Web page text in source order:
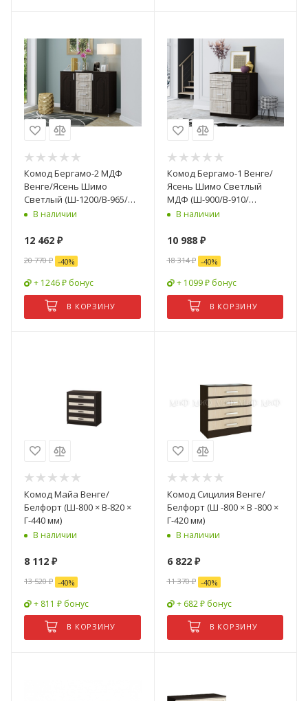
Комод Бергамо-2 МДФ
Венге/Ясень Шимо
Светлый (Ш-1200/В-965/
Г-440мм)
В наличии
12 462 ₽
20 770₽ -40%
+ 1246 ₽ бонус
В КОРЗИНУ
Комод Бергамо-1 Венге/
Ясень Шимо Светлый
МДФ (Ш-900/В-910/
Г-440мм)
В наличии
10 988₽
18 314₽ -40%
+ 1099 ₽ бонус
В КОРЗИНУ
Комод Майа Венге/
Белфорт (Ш-800 × В-820 ×
Г-440 мм)
В наличии
8 112 ₽
13 520₽ -40%
+ 811 ₽ бонус
В КОРЗИНУ
Комод Сицилия Венге/
Белфорт (Ш -800 × В -800 ×
Г-420 мм)
В наличии
6 822₽
11 370₽ -40%
+ 682 ₽ бонус
В КОРЗИНУ